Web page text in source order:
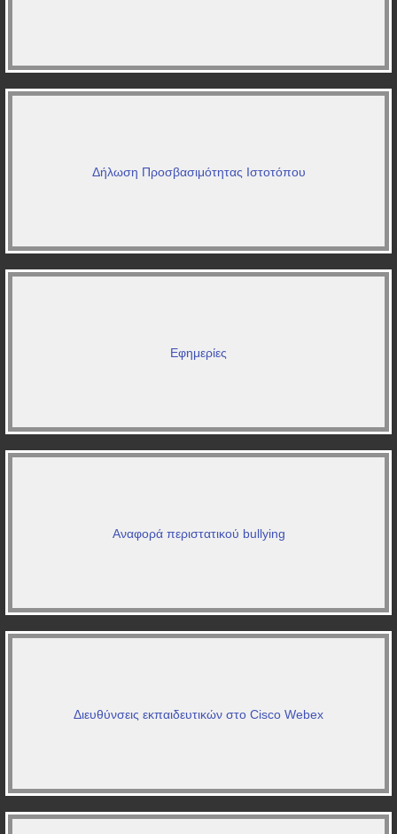
Δήλωση Προσβασιμότητας Ιστοτόπου
Εφημερίες
Αναφορά περιστατικού bullying
Διευθύνσεις εκπαιδευτικών στο Cisco Webex